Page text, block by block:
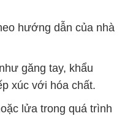
hướng dẫn của nhà
găng tay, khẩu
xúc với hóa chất.
lửa trong quá trình